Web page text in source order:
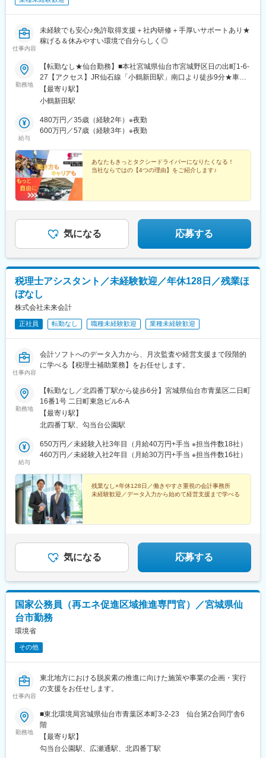
仕事内容
未経験でも安心♪免許取得支援＋社内研修＋手厚いサポートあり★
稼げる＆休みやすい環境で自分らしく◎
勤務地
【転勤なし★仙台勤務】■本社宮城県仙台市宮城野区日の出町1-6-
27【アクセス】JR仙石線「小鶴新田駅」南口より徒歩9分★車通
勤OK！駐車場も完備♪
【最寄り駅】
小鶴新田駅
給与
480万円／35歳（経験2年）※夜勤
600万円／57歳（経験3年）※夜勤
あなたもきっとタクシードライバーになりたくなる！
当社ならではの【4つの理由】をご紹介します♪
気になる 応募する
税理士アシスタント／未経験歓迎／年休128日／残業ほ
ぼなし
株式会社未来会計
正社員 転勤なし 職種未経験歓迎 業種未経験歓迎
仕事内容
会計ソフトへのデータ入力から、月次監査や経営支援まで段階的
に学べる【税理士補助業務】をお任せします。
勤務地
【転勤なし／北四番丁駅から徒歩6分】宮城県仙台市青葉区二日町
16番1号 二日町東急ビル6-A
【最寄り駅】
北四番丁駅、勾当台公園駅
給与
650万円／未経験入社3年目（月給40万円+手当 ※担当件数18社）
460万円／未経験入社2年目（月給30万円+手当 ※担当件数16社）
残業なし×年休128日／働きやすさ重視の会計事務所
未経験歓迎／データ入力から始めて経営支援まで学べる
気になる 応募する
国家公務員（再エネ促進区域推進専門官）／宮城県仙
台市勤務
環境省
その他
仕事内容
東北地方における脱炭素の推進に向けた施策や事業の企画・実行
の支援をお任せします。
勤務地
■東北環境局宮城県仙台市青葉区本町3-2-23 仙台第2合同庁舎6
階
【最寄り駅】
勾当台公園駅、広瀬通駅、北四番丁駅